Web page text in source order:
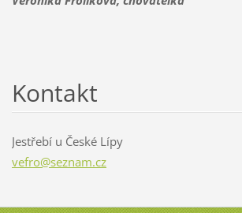
Kontakt
Jestřebí u České Lípy
vefro@seznam.cz